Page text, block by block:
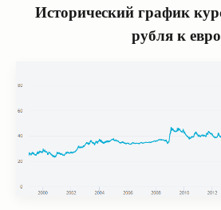
Исторический график
рубля к